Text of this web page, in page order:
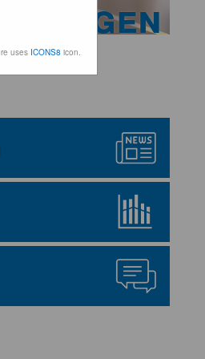
uses ICONS8 icon.